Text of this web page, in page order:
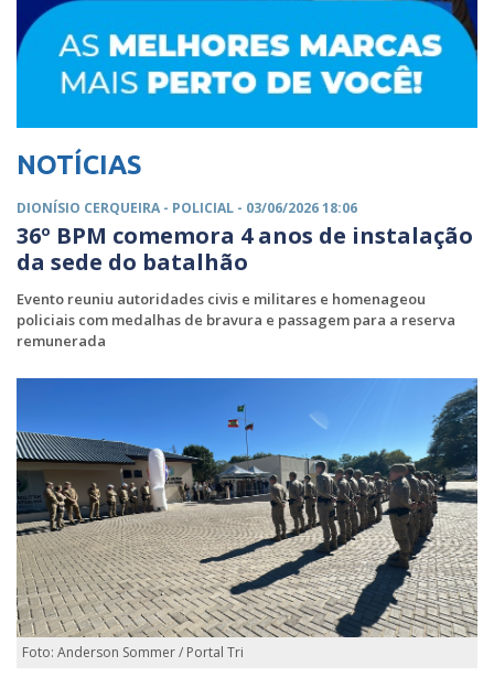
NOTÍCIAS
DIONÍSIO CERQUEIRA - POLICIAL - 03/06/2026 18:06
36º BPM comemora 4 anos de instalação
da sede do batalhão
Evento reuniu autoridades civis e militares e homenageou
policiais com medalhas de bravura e passagem para a reserva
remunerada
Foto: Anderson Sommer / Portal Tri